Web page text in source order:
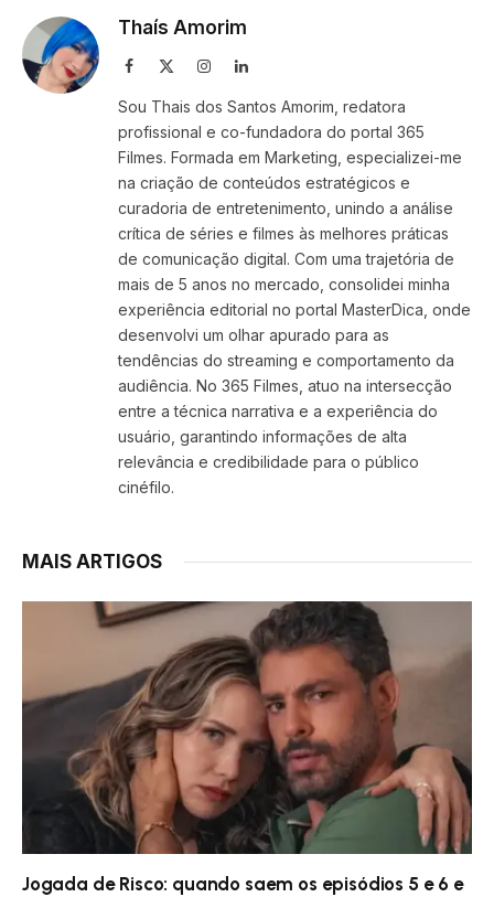
Thaís Amorim
Facebook InstagramLinkedIn
Sou Thais dos Santos Amorim, redatora
profissional e co-fundadora do portal 365
Filmes. Formada em Marketing, especializei-me
na criação de conteúdos estratégicos e
curadoria de entretenimento, unindo a análise
crítica de séries e filmes às melhores práticas
de comunicação digital. Com uma trajetória de
mais de 5 anos no mercado, consolidei minha
experiência editorial no portal MasterDica, onde
desenvolvi um olhar apurado para as
tendências do streaming e comportamento da
audiência. No 365 Filmes, atuo na intersecção
entre a técnica narrativa e a experiência do
usuário, garantindo informações de alta
relevância e credibilidade para o público
cinéfilo.
MAIS ARTIGOS
Jogada de Risco: quando saem os episódios 5 e 6 e